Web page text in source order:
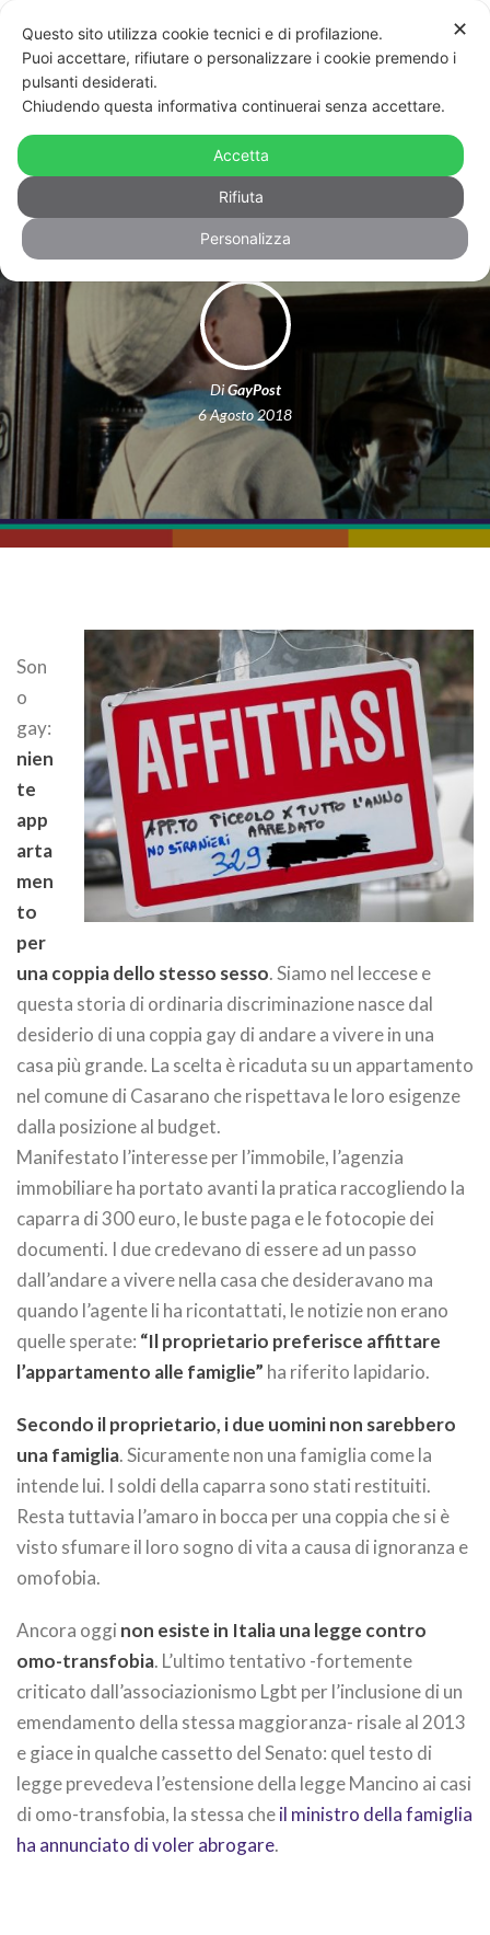
Niente casa per la coppia gay. Il
proprietario: affitto solo a famiglie
DiGayPost
6 Agosto 2018
Son
o
gay:
nien
te
app
arta
men
to
per
una coppia dello stesso sesso. Siamo nel leccese e
questa storia di ordinaria discriminazione nasce dal
desiderio di una coppia gay di andare a vivere in una
casa più grande. La scelta è ricaduta su un appartamento
nel comune di Casarano che rispettava le loro esigenze
dalla posizione al budget.
Manifestato l’interesse per l’immobile, l’agenzia
immobiliare ha portato avanti la pratica raccogliendo la
caparra di 300 euro, le buste paga e le fotocopie dei
documenti. I due credevano di essere ad un passo
dall’andare a vivere nella casa che desideravano ma
quando l’agente li ha ricontattati, le notizie non erano
quelle sperate: “Il proprietario preferisce affittare
l’appartamento alle famiglie” ha riferito lapidario.
Secondo il proprietario, i due uomini non sarebbero
una famiglia. Sicuramente non una famiglia come la
intende lui. I soldi della caparra sono stati restituiti.
Resta tuttavia l’amaro in bocca per una coppia che si è
visto sfumare il loro sogno di vita a causa di ignoranza e
omofobia.
Ancora oggi non esiste in Italia una legge contro
omo-transfobia. L’ultimo tentativo -fortemente
criticato dall’associazionismo Lgbt per l’inclusione di un
emendamento della stessa maggioranza- risale al 2013
e giace in qualche cassetto del Senato: quel testo di
legge prevedeva l’estensione della legge Mancino ai casi
di omo-transfobia, la stessa cheil ministro della famiglia
ha annunciato di voler abrogare.
✕
Questo sito utilizza cookie tecnici e di profilazione.
Puoi accettare, rifiutare o personalizzare i cookie premendo i
pulsanti desiderati.
Chiudendo questa informativa continuerai senza accettare.
Accetta
Rifiuta
Personalizza